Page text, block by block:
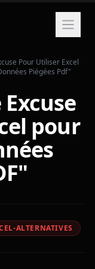
Pour Utiliser Excel
Piégées Pdf"
pour
ALTERNATIVES